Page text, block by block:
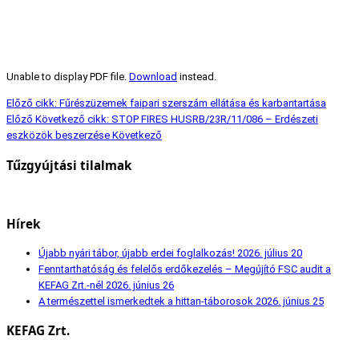
Unable to display PDF file. Download instead.
Előző cikk: Fűrészüzemek faipari szerszám ellátása és karbantartása
Előző Következő cikk: STOP FIRES HUSRB/23R/11/086 – Erdészeti
eszközök beszerzése Következő
Tűzgyújtási tilalmak
Hírek
Újabb nyári tábor, újabb erdei foglalkozás! 2026. július 20
Fenntarthatóság és felelős erdőkezelés – Megújító FSC audit a
KEFAG Zrt.-nél 2026. június 26
A természettel ismerkedtek a hittan-táborosok 2026. június 25
KEFAG Zrt.